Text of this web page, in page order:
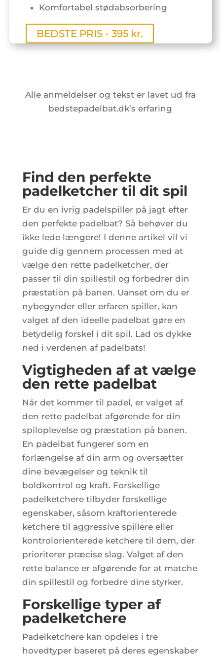
Komfortabel stødabsorbering
BEDSTE PRIS - 395 kr.
Alle anmeldelser og tekst er lavet ud fra
bedstepadelbat.dk’s erfaring
Find den perfekte
padelketcher til dit spil
Er du en ivrig padelspiller på jagt efter
den perfekte padelbat? Så behøver du
ikke lede længere! I denne artikel vil vi
guide dig gennem processen med at
vælge den rette padelketcher, der
passer til din spillestil og forbedrer din
præstation på banen. Uanset om du er
nybegynder eller erfaren spiller, kan
valget af den ideelle padelbat gøre en
betydelig forskel i dit spil. Lad os dykke
ned i verdenen af padelbats!
Vigtigheden af at vælge
den rette padelbat
Når det kommer til padel, er valget af
den rette padelbat afgørende for din
spiloplevelse og præstation på banen.
En padelbat fungerer som en
forlængelse af din arm og oversætter
dine bevægelser og teknik til
boldkontrol og kraft. Forskellige
padelketchere tilbyder forskellige
egenskaber, såsom kraftorienterede
ketchere til aggressive spillere eller
kontrolorienterede ketchere til dem, der
prioriterer præcise slag. Valget af den
rette balance er afgørende for at matche
din spillestil og forbedre dine styrker.
Forskellige typer af
padelketchere
Padelketchere kan opdeles i tre
hovedtyper baseret på deres egenskaber